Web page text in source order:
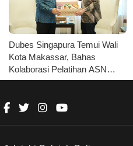
Dubes Singapura Temui Wali
Kota Makassar, Bahas
Kolaborasi Pelatihan ASN
hingga Masyarakat